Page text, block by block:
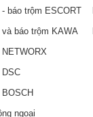
báo trộm ESCORT
báo trộm KAWA
ngoại